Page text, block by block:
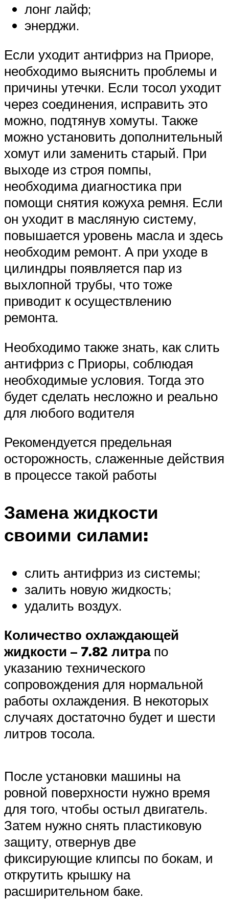
лонг лайф;
энерджи.
Если уходит антифриз на Приоре,
необходимо выяснить проблемы и
причины утечки. Если тосол уходит
через соединения, исправить это
можно, подтянув хомуты. Также
можно установить дополнительный
хомут или заменить старый. При
выходе из строя помпы,
необходима диагностика при
помощи снятия кожуха ремня. Если
он уходит в масляную систему,
повышается уровень масла и здесь
необходим ремонт. А при уходе в
цилиндры появляется пар из
выхлопной трубы, что тоже
приводит к осуществлению
ремонта.
Необходимо также знать, как слить
антифриз с Приоры, соблюдая
необходимые условия. Тогда это
будет сделать несложно и реально
для любого водителя
Рекомендуется предельная
осторожность, слаженные действия
в процессе такой работы
Замена жидкости
своими силами:
слить антифриз из системы;
залить новую жидкость;
удалить воздух.
Количество охлаждающей
жидкости – 7.82 литрапо
указанию технического
сопровождения для нормальной
работы охлаждения. В некоторых
случаях достаточно будет и шести
литров тосола.
После установки машины на
ровной поверхности нужно время
для того, чтобы остыл двигатель.
Затем нужно снять пластиковую
защиту, отвернув две
фиксирующие клипсы по бокам, и
открутить крышку на
расширительном баке.